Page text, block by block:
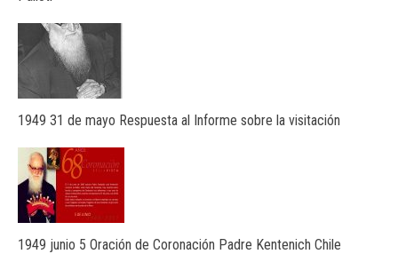
1949 31 de mayo Respuesta al Informe sobre la visitación
1949 junio 5 Oración de Coronación Padre Kentenich Chile